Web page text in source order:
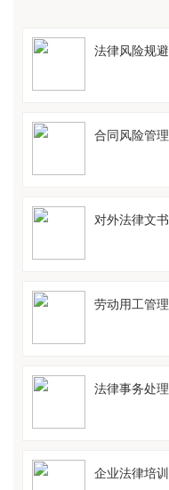
法律风险规避
合同风险管理
对外法律文书
劳动用工管理
法律事务处理
企业法律培训